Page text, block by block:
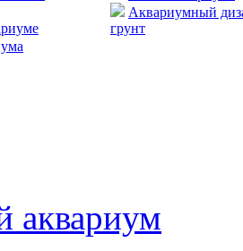
Аквариумный
грунт
аквариум